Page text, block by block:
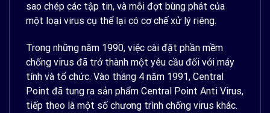
sao chép các tập tin, và mỗi đợt bùng phát của
một loại virus cụ thể lại có cơ chế xử lý riêng.
Trong những năm 1990, việc cài đặt phần mềm
chống virus đã trở thành một yêu cầu đối với máy
tính và tổ chức. Vào tháng 4 năm 1991, Central
Point đã tung ra sản phẩm Central Point Anti Virus,
tiếp theo là một số chương trình chống virus khác.